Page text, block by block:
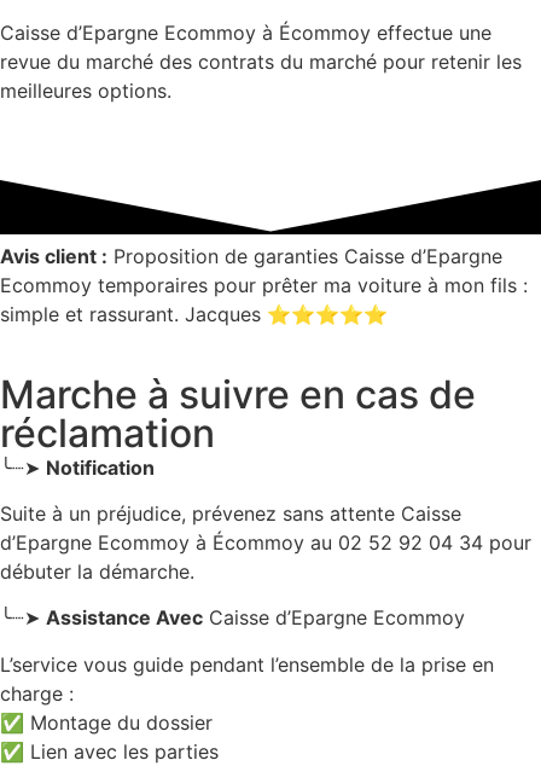
Caisse d’Epargne Ecommoy à Écommoy effectue une
revue du marché des contrats du marché pour retenir les
meilleures options.
Avis client : Proposition de garanties Caisse d’Epargne
Ecommoy temporaires pour prêter ma voiture à mon fils :
simple et rassurant. Jacques ⭐⭐⭐⭐⭐
Marche à suivre en cas de
réclamation
╰┈➤ Notification
Suite à un préjudice, prévenez sans attente Caisse
d’Epargne Ecommoy à Écommoy au 02 52 92 04 34 pour
débuter la démarche.
╰┈➤ Assistance Avec Caisse d’Epargne Ecommoy
L’service vous guide pendant l’ensemble de la prise en
charge :
✅ Montage du dossier
✅ Lien avec les parties